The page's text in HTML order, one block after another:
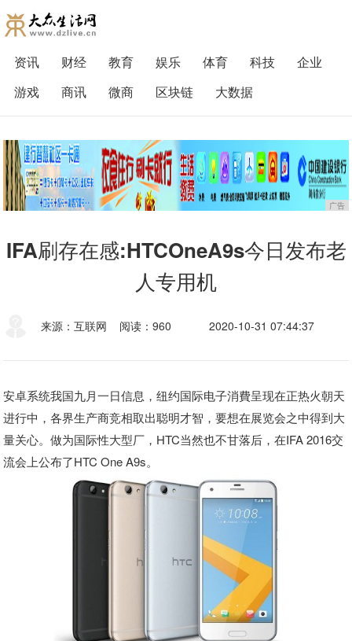
资讯 财经 教育 娱乐 体育 科技
企业
游戏
商讯 微商 区块链 大数据
广告
IFA刷存在感:HTCOneA9s今日发布老
人专用机
来源：互联网 阅读：960 2020-10-31 07:44:37
安卓系统我国九月一日信息，纽约国际电子消費呈现在正热火朝天
进行中，各界生产商竞相取出聪明才智，要想在展览会之中得到大
量关心。做为国际性大型厂，HTC当然也不甘落后，在IFA 2016交
流会上公布了HTC One A9s。